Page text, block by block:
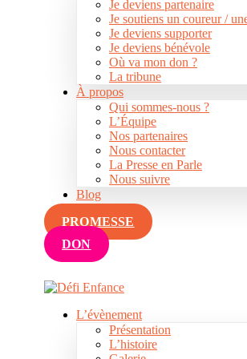
Je deviens partenaire
Je soutiens un coureur /
Je deviens supporter
Je deviens bénévole
Où va mon don ?
La tribune
À propos
Qui sommes-nous ?
L’Équipe
Nos partenaires
Nous contacter
La Presse en Parle
Nous suivre
Blog
PROMESSE
DON
L’évènement
Présentation
L’histoire
Je soutiens un coureur / une équipe
Je deviens supporter
Je deviens bénévole
Où va mon don ?
La tribune
À propos
Qui sommes-nous ?
L’Équipe
Nos partenaires
Nous contacter
La Presse en Parle
Nous suivre
facebook-
dribble-
instagram